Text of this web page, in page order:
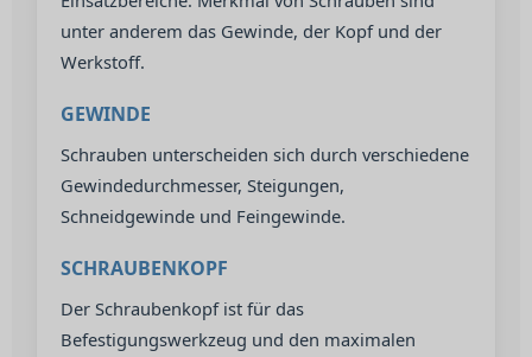
unter anderem das Gewinde, der Kopf und der
Werkstoff.
GEWINDE
Schrauben unterscheiden sich durch verschiedene
Gewindedurchmesser, Steigungen,
Schneidgewinde und Feingewinde.
SCHRAUBENKOPF
Der Schraubenkopf ist für das
Befestigungswerkzeug und den maximalen